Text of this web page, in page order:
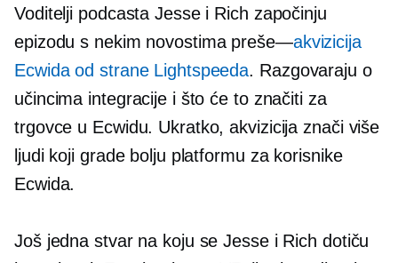
Voditelji podcasta Jesse i Rich započinju
epizodu s nekim novostima preše—akvizicija
Ecwida od strane Lightspeeda. Razgovaraju o
učincima integracije i što će to značiti za
trgovce u Ecwidu. Ukratko, akvizicija znači više
ljudi koji grade bolju platformu za korisnike
Ecwida.
Još jedna stvar na koju se Jesse i Rich dotiču